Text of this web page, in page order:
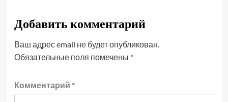
Добавить комментарий
Ваш адрес email не будет опубликован.
Обязательные поля помечены *
Комментарий *